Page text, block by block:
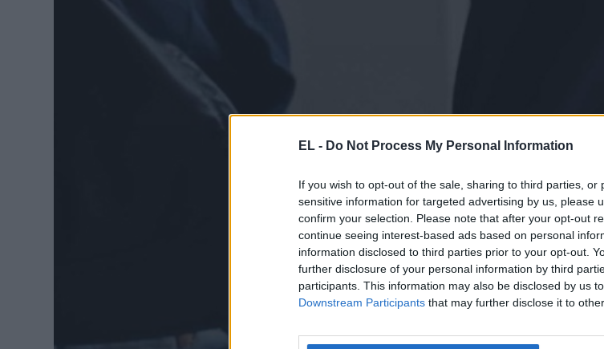
EL - Do Not Process My Personal Information
If you wish to opt-out of the sale, sharing to third parties, or
sensitive information for targeted advertising by us, please
confirm your selection. Please note that after your opt-out
continue seeing interest-based ads based on personal
information disclosed to third parties prior to your opt-out.
further disclosure of your personal information by third
participants. This information may also be disclosed by us
Downstream Participants that may further disclose it to